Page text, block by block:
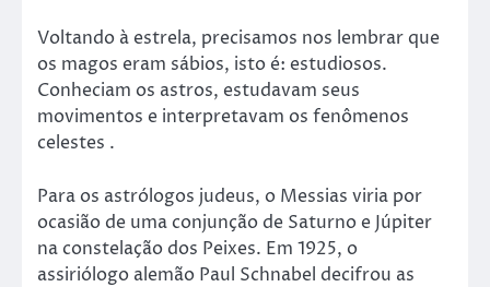
Voltando à estrela, precisamos nos lembrar que
os magos eram sábios, isto é: estudiosos.
Conheciam os astros, estudavam seus
movimentos e interpretavam os fenômenos
celestes .
Para os astrólogos judeus, o Messias viria por
ocasião de uma conjunção de Saturno e Júpiter
na constelação dos Peixes. Em 1925, o
assiriólogo alemão Paul Schnabel decifrou as